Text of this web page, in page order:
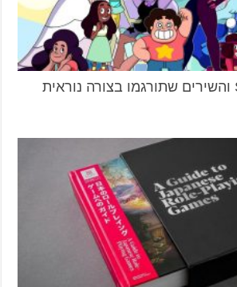
Steven Universe והשירים שתורגמו בצורה נוראית